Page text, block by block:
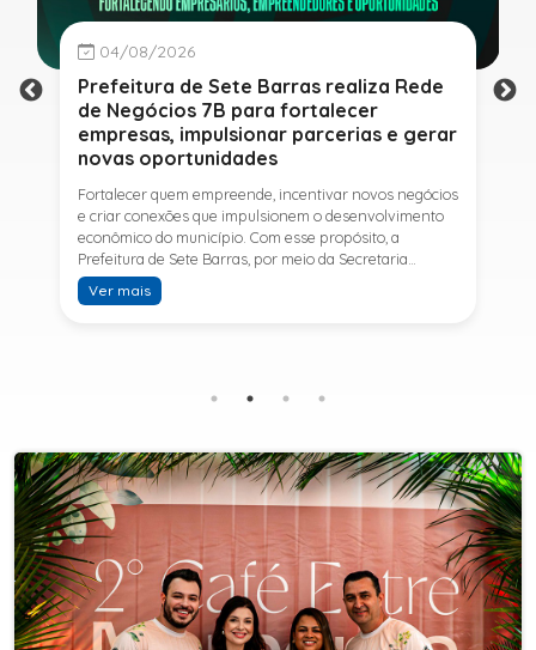
04/08/2026
Prefeitura de Sete Barras realiza Rede
de Negócios 7B para fortalecer
empresas, impulsionar parcerias e gerar
novas oportunidades
Fortalecer quem empreende, incentivar novos negócios
e criar conexões que impulsionem o desenvolvimento
econômico do município. Com esse propósito, a
Prefeitura de Sete Barras, por meio da Secretaria
Municipal de Turismo e Desenvolvimento Econômico,
promove na próxima terça-feira (11) a Rede de Negócios
telecomunicações e fundador da empresa Seu
Consultor, que compartilhará estratégias para
aumentar resultados, fortalecer relacionamentos
comerciais e ampliar as oportunidades de
negócios.Para a Secretária Municipal de Turismo e
Desenvolvimento Econômico, Edna Carvalho, a Rede de
Negócios 7B representa mais uma iniciativa da gestão
do Prefeito Ítalo Costa para fortalecer o
empreendedorismo e incentivar o crescimento das
Ver mais